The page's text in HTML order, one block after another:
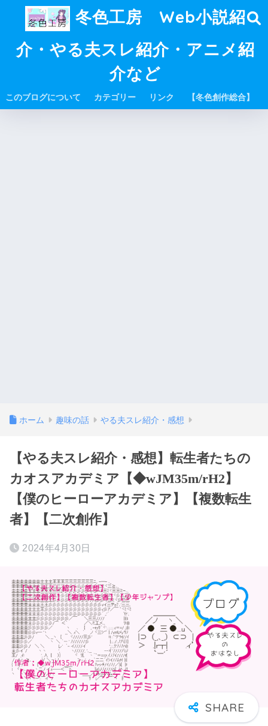
冬色工房 Web小説紹
介・やる夫スレ紹介・アニメ紹
介など
このブログについて カテゴリー リンク 【冬色創作総合】
ホーム 趣味の話 やる夫スレ紹介・感想
【やる夫スレ紹介・感想】転生者たちの
カオスアカデミア【◆wJM35m/rH2】
【僕のヒーローアカデミア】【複数転生
者】【二次創作】
2024年4月30日